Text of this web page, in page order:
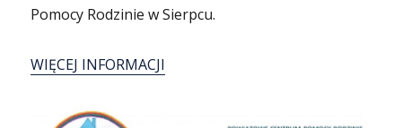
Pomocy Rodzinie w Sierpcu.
WIĘCEJ INFORMACJI